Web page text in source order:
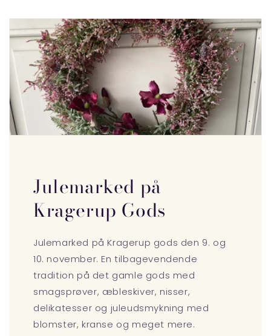
Julemarked på
Kragerup Gods
Julemarked på Kragerup gods den 9. og
10. november. En tilbagevendende
tradition på det gamle gods med
smagsprøver, æbleskiver, nisser,
delikatesser og juleudsmykning med
blomster, kranse og meget mere.